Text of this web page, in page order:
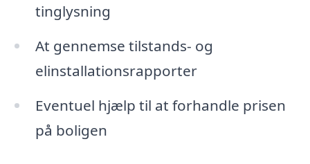
tinglysning
At gennemse tilstands- og
elinstallationsrapporter
Eventuel hjælp til at forhandle prisen
på boligen